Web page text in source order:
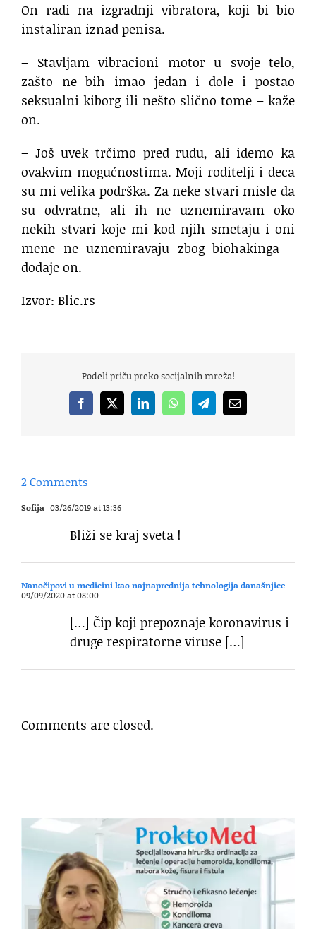
On radi na izgradnji vibratora, koji bi bio
instaliran iznad penisa.
– Stavljam vibracioni motor u svoje telo,
zašto ne bih imao jedan i dole i postao
seksualni kiborg ili nešto slično tome – kaže
on.
– Još uvek trčimo pred rudu, ali idemo ka
ovakvim mogućnostima. Moji roditelji i deca
su mi velika podrška. Za neke stvari misle da
su odvratne, ali ih ne uznemiravam oko
nekih stvari koje mi kod njih smetaju i oni
mene ne uznemiravaju zbog biohakinga –
dodaje on.
Izvor: Blic.rs
Podeli priču preko socijalnih mreža!
Facebook
X LinkedInWhatsAppTelegramEmail
2 Comments
Sofija 03/26/2019 at 13:36
Bliži se kraj sveta !
Nanočipovi u medicini kao najnaprednija tehnologija današnjice
09/09/2020 at 08:00
[…] Čip koji prepoznaje koronavirus i
druge respiratorne viruse […]
Comments are closed.